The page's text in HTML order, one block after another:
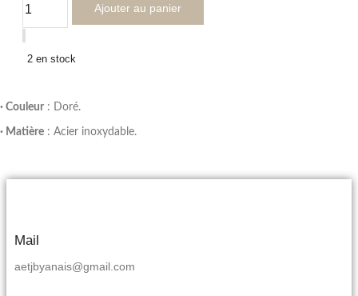
de
Collier
Naya
doré
Ajouter au panier
2 en stock
· Couleur : Doré.
· Matière : Acier inoxydable.
Mail
aetjbyanais@gmail.com